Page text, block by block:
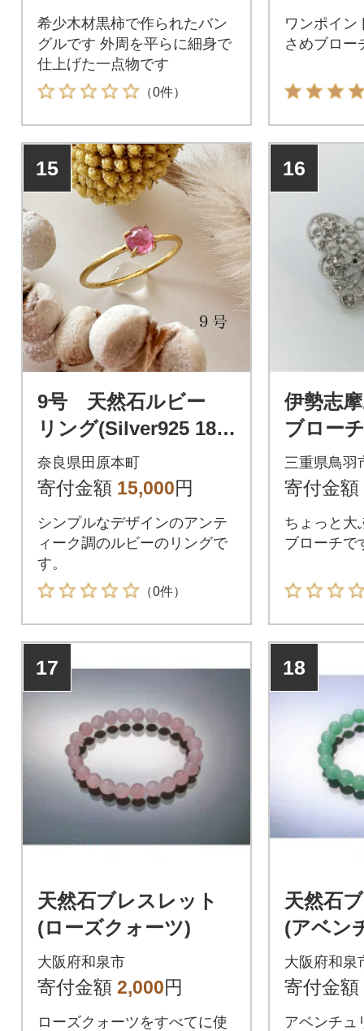
希少木材黒柿で作られたバン
グルです 外周を平らに細身で
仕上げた一点物です
（0件）
ワンポイン
さめブロー
15
9号 天然石ルビー
リング(Silver925 18K
GP仕上げ)
奈良県田原本町
寄付金額 15,000円
シンプルなデザインのアンテ
ィーク調のルビーのリングで
す。
（0件）
16
伊勢志
ブロー
0-64
三重県鳥羽
寄付金額
ちょっと大
ブローチで
17
天然石ブレスレット
(ローズクォーツ)
大阪府和泉市
寄付金額 2,000円
ローズクォーツをすべてに使
18
天然石
(アベン
大阪府和泉
寄付金額
アベンチュ